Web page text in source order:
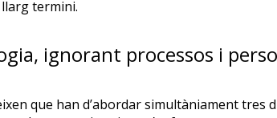
termini.
ignorant processos i
que han d’abordar simultàniament tres